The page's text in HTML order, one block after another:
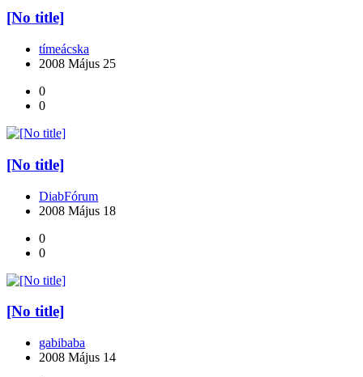
[No title]
tímeácska
2008 Május 25
0
0
[No title]
DiabFórum
2008 Május 18
0
0
[No title]
gabibaba
2008 Május 14